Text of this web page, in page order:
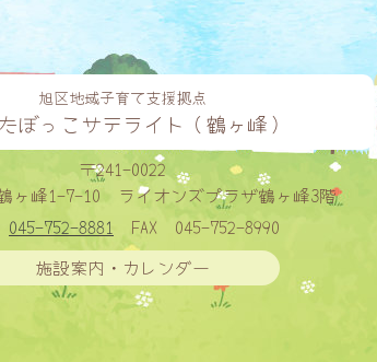
旭区地域子育て支援拠点
ぼっこサテライト（鶴ヶ峰）
〒241-0022
ヶ峰1-7-10
ライオンズプラザ鶴ヶ峰3階
045-752-8881 FAX
045-752-8990
施設案内・カレンダー